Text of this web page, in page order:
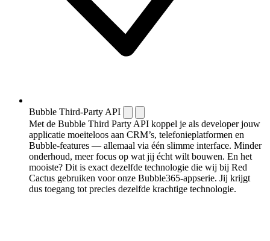
Bubble Third-Party API
Met de Bubble Third Party API koppel je als developer jouw
applicatie moeiteloos aan CRM’s, telefonieplatformen en
Bubble-features — allemaal via één slimme interface. Minder
onderhoud, meer focus op wat jij écht wilt bouwen. En het
mooiste? Dit is exact dezelfde technologie die wij bij Red
Cactus gebruiken voor onze Bubble365-appserie. Jij krijgt
dus toegang tot precies dezelfde krachtige technologie.